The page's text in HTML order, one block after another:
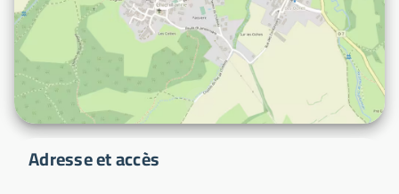
Adresse et accès